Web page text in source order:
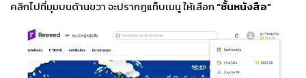
คลิกไปที่มุมบนด้านขวา จะปรากฎแท็บเมนู ให้เลือก“ชั้นหนังสือ”